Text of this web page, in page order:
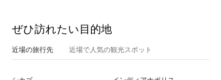
ぜひ訪⁠れ⁠た⁠い目⁠的⁠地
近場の旅行先 近場で人気の観光スポット